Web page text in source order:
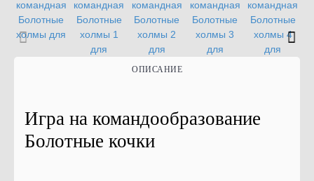
ОПИСАНИЕ
Игра на командообразование
Болотные кочки